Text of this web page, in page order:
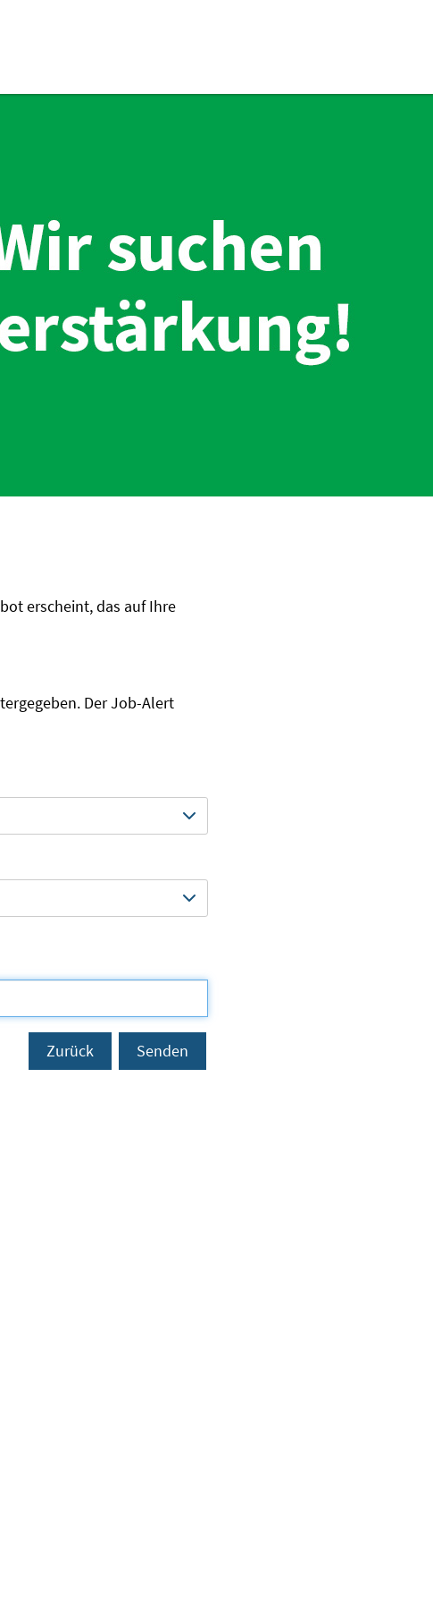
erscheint, das auf Ihre
Der Job-Alert
Zurück Senden